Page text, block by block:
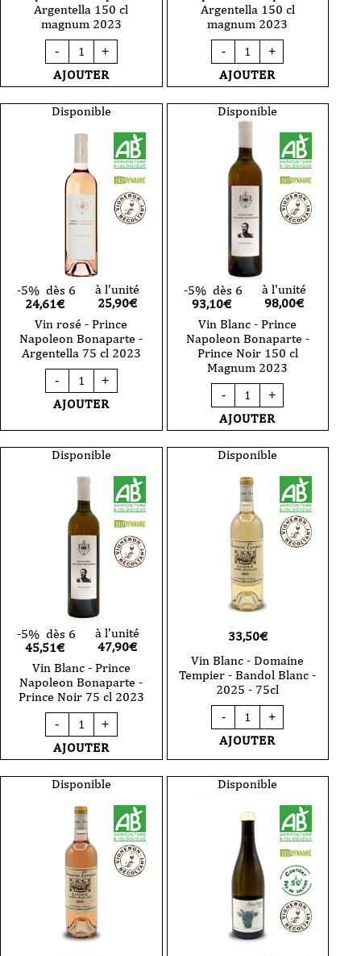
Argentella 150 cl
magnum 2023
-
quantité
de
Vin
rouge
Prince
Napoleon
Bonaparte
Argentella
150
cl
magnum
2023
+
AJOUTER
Argentella 150 cl
magnum 2023
-
quantité
de
Vin
rosé
Prince
Napoleon
Bonaparte
-
Argentella
150
cl
magnum
2023
+
AJOUTER
Disponible
-5% dès 6
24,61€
à l'unité
25,90€
Vin rosé - Prince
Napoleon Bonaparte -
Argentella 75 cl 2023
-
quantité
de
Vin
rosé
Napoleon
Bonaparte
Argentella
75
cl
2023
+
AJOUTER
Disponible
-5% dès 6
93,10€
à l'unité
98,00€
Vin Blanc - Prince
Napoleon Bonaparte -
Prince Noir 150 cl
Magnum 2023
-
quantité
de
Vin
Blanc
Prince
Napoleon
Bonaparte
Prince
Noir
150
cl
Magnum
2023
+
AJOUTER
Disponible
-5% dès 6
45,51€
à l'unité
47,90€
Vin Blanc - Prince
Napoleon Bonaparte -
Prince Noir 75 cl 2023
-
quantité
de
Vin
Blanc
Prince
Napoleon
Bonaparte
Prince
Noir
cl
2023
+
AJOUTER
Disponible
33,50€
Vin Blanc - Domaine
Tempier - Bandol Blanc -
2025 - 75cl
-
quantité
de
Vin
Blanc
-
Domaine
Tempier
Bandol
Blanc
2025
-
75cl
+
AJOUTER
Disponible Disponible